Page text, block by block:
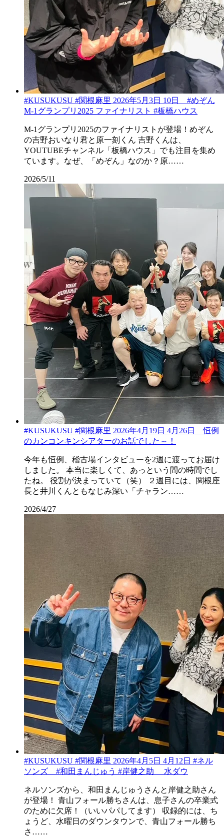
#KUSUKUSU #関根麻里 2026年5月3日 10日 #めぞん
M-1グランプリ2025 ファイナリスト #板橋ハウス
M-1グランプリ2025のファイナリストが登場！めぞん
の吉野おいなり君と原一刻くん 吉野くんは、
YOUTUBEチャンネル「板橋ハウス」でも注目を集め
ています。なぜ、「めぞん」なのか？原……
2026/5/11
#KUSUKUSU #関根麻里 2026年4月19日 4月26日 恒例
のカンコンキンシアターのお話でした～！
今年も恒例、稽古場インタビューを2週に渡ってお届け
しました。 本当に楽しくて、あっという間の時間でし
たね。 役割が決まっていて（笑） ２週目には、関根座
長と井川くんともなじみ深い「チャラン……
2026/4/27
#KUSUKUSU #関根麻里 2026年4月5日 4月12日 #ネル
ソンズ #和田まんじゅう #岸健之助 水ダウ
ネルソンズから、和田まんじゅうさんと岸健之助さん
が登場！ 青山フォール勝ちさんは、息子さんの卒業式
のために欠席！（いいパパしてます） 収録的には、ち
ょうど、水曜日のダウンタウンで、青山フォール勝ち
さ……